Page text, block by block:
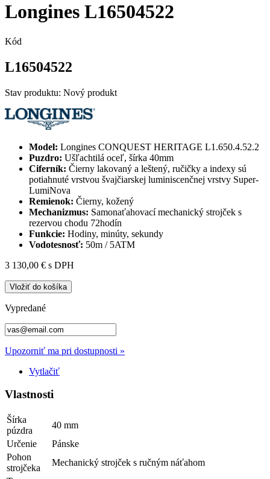
Longines L16504522
Kód
L16504522
Stav produktu: Nový produkt
Model: Longines CONQUEST HERITAGE L1.650.4.52.2
Puzdro: Ušľachtilá oceľ, šírka 40mm
Ciferník: Čierny lakovaný a leštený, ručičky a indexy sú
potiahnuté vrstvou švajčiarskej luminiscenčnej vrstvy Super-
LumiNova
Remienok: Čierny, kožený
Mechanizmus: Samonaťahovací mechanický strojček s
rezervou chodu 72hodín
Funkcie: Hodiny, minúty, sekundy
Vodotesnosť: 50m / 5ATM
3 130,00 € s DPH
Vložiť do košíka
Vypredané
Upozorniť ma pri dostupnosti »
Vytlačiť
Vlastnosti
Šírka
púzdra
40 mm
Určenie
Pánske
Pohon
strojčeka
Mechanický strojček s ručným náťahom